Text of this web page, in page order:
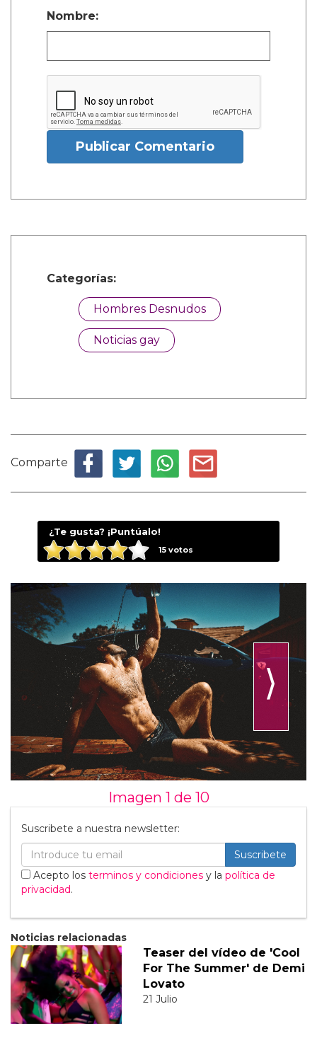
Nombre:
Publicar Comentario
Categorías:
Hombres Desnudos
Noticias gay
Comparte
¿Te gusta? ¡Puntúalo!
15votos
⟩
Imagen 1 de 10
Suscribete a nuestra newsletter:
Suscribete
Acepto los terminos y condiciones y la política de
privacidad.
Noticias relacionadas
Teaser del vídeo de 'Cool
For The Summer' de Demi
Lovato
21 Julio